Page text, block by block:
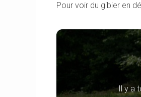
Pour voir du gibier en
Il y a